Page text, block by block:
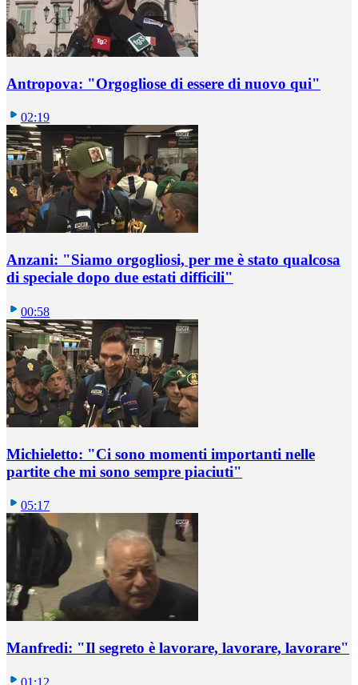
Antropova: "Orgogliose di essere di nuovo qui"
02:19
Anzani: "Siamo orgogliosi, per me è stato qualcosa
di speciale dopo due estati difficili"
00:58
Michieletto: "Ci sono momenti importanti nelle
partite che mi sono sempre piaciuti"
05:17
Manfredi: "Il segreto è lavorare, lavorare, lavorare"
01:12